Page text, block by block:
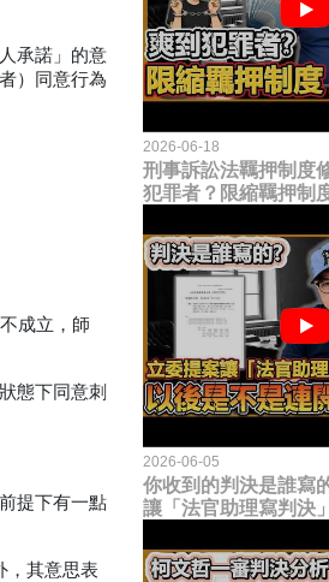
承諾」的意
）同意行為
成立，師
態下同意刺
提下有一點
，其意思表
2026-06-18
刑事訴訟法羈押制度
犯罪者？限縮羈押制
2026-06-05
你收到的判決是誰寫
讓「法官助理寫判決